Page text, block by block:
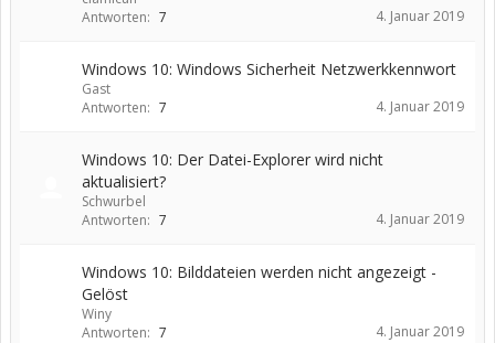
Antworten: 7 4. Januar 2019
Windows 10: Windows Sicherheit Netzwerkkennwort
Gast
Antworten: 7 4. Januar 2019
Windows 10: Der Datei-Explorer wird nicht
aktualisiert?
Schwurbel
Antworten: 7 4. Januar 2019
Windows 10: Bilddateien werden nicht angezeigt -
Gelöst
Winy
Antworten: 7 4. Januar 2019